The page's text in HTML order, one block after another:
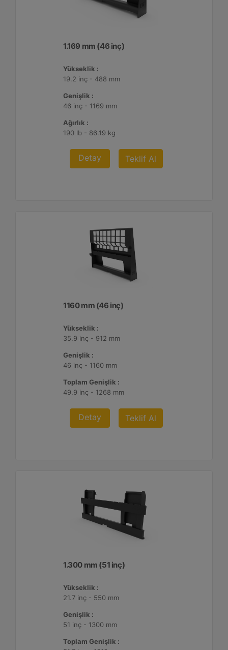
1.169 mm (46 inç)
Yükseklik :
19.2 inç - 488 mm
Genişlik :
46 inç - 1169 mm
Ağırlık :
190 lb - 86.19 kg
Detay Teklif Al
1160 mm (46 inç)
Yükseklik :
35.9 inç - 912 mm
Genişlik :
46 inç - 1160 mm
Toplam Genişlik :
49.9 inç - 1268 mm
Detay Teklif Al
1.300 mm (51 inç)
Yükseklik :
21.7 inç - 550 mm
Genişlik :
51 inç - 1300 mm
Toplam Genişlik :